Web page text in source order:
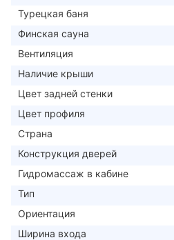
Турецкая баня
Финская сауна
Вентиляция
Наличие крыши
Цвет задней стенки
Цвет профиля
Страна
Конструкция дверей
Гидромассаж в кабине
Тип
Ориентация
Ширина входа